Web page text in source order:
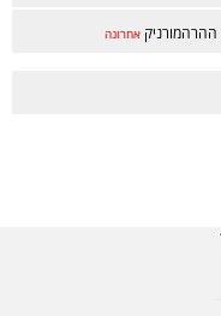
ההרהמורניק אחרונה